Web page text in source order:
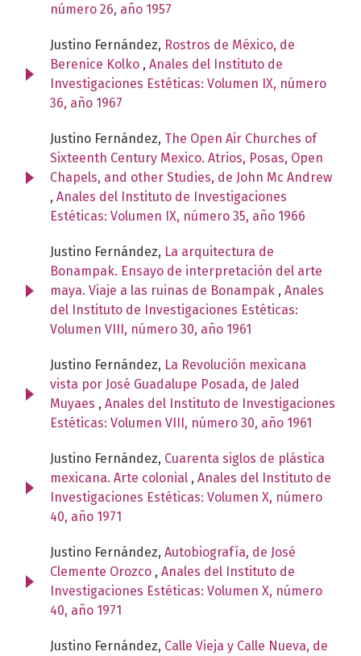
número 26, año 1957
Justino Fernández, Rostros de México, de
Berenice Kolko , Anales del Instituto de
Investigaciones Estéticas: Volumen IX, número
36, año 1967
Justino Fernández, The Open Air Churches of
Sixteenth Century Mexico. Atrios, Posas, Open
Chapels, and other Studies, de John Mc Andrew
, Anales del Instituto de Investigaciones
Estéticas: Volumen IX, número 35, año 1966
Justino Fernández, La arquitectura de
Bonampak. Ensayo de interpretación del arte
maya. Viaje a las ruinas de Bonampak , Anales
del Instituto de Investigaciones Estéticas:
Volumen VIII, número 30, año 1961
Justino Fernández, La Revolución mexicana
vista por José Guadalupe Posada, de Jaled
Muyaes , Anales del Instituto de Investigaciones
Estéticas: Volumen VIII, número 30, año 1961
Justino Fernández, Cuarenta siglos de plástica
mexicana. Arte colonial , Anales del Instituto de
Investigaciones Estéticas: Volumen X, número
40, año 1971
Justino Fernández, Autobiografía, de José
Clemente Orozco , Anales del Instituto de
Investigaciones Estéticas: Volumen X, número
40, año 1971
Justino Fernández, Calle Vieja y Calle Nueva, de